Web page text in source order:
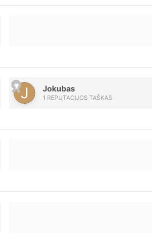
Jokubas
1 REPUTACIJOS TAŠKAS